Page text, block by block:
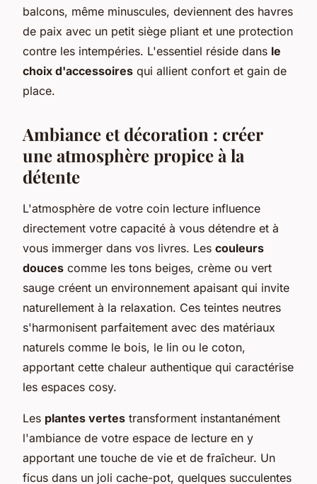
balcons, même minuscules, deviennent des havres
de paix avec un petit siège pliant et une protection
contre les intempéries. L'essentiel réside dans le
choix d'accessoires qui allient confort et gain de
place.
Ambiance et décoration : créer
une atmosphère propice à la
détente
L'atmosphère de votre coin lecture influence
directement votre capacité à vous détendre et à
vous immerger dans vos livres. Les couleurs
douces comme les tons beiges, crème ou vert
sauge créent un environnement apaisant qui invite
naturellement à la relaxation. Ces teintes neutres
s'harmonisent parfaitement avec des matériaux
naturels comme le bois, le lin ou le coton,
apportant cette chaleur authentique qui caractérise
les espaces cosy.
Les plantes vertes transforment instantanément
l'ambiance de votre espace de lecture en y
apportant une touche de vie et de fraîcheur. Un
ficus dans un joli cache-pot, quelques succulentes